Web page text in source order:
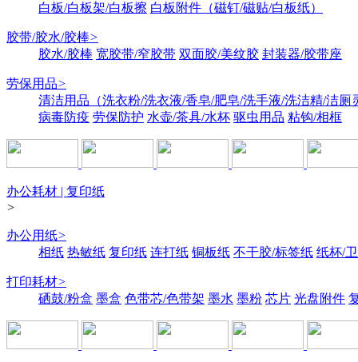
白板/白板架/白板擦 白板附件（磁钉/磁贴/白板纸）
胶带/胶水/胶棒>
胶水/胶棒 宽胶带/窄胶带 双面胶/美纹胶 封装器/胶带座
劳保用品>
清洁用品（洗衣粉/洗衣液/香皂/肥皂/洗手液/洗洁精/洁厕
病毒防疫 劳保防护 水壶/茶具/水杯 驱虫用品 粘钩/相框
办公耗材 | 复印纸
>
办公用纸>
相纸 热敏纸 复印纸 连打纸 铜板纸 不干胶/标签纸 纸杯/
打印耗材>
硒鼓/粉盒 墨盒 色带芯/色带架 墨水 墨粉 芯片 光盘附件